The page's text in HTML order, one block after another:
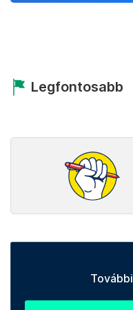
Legfontosabb